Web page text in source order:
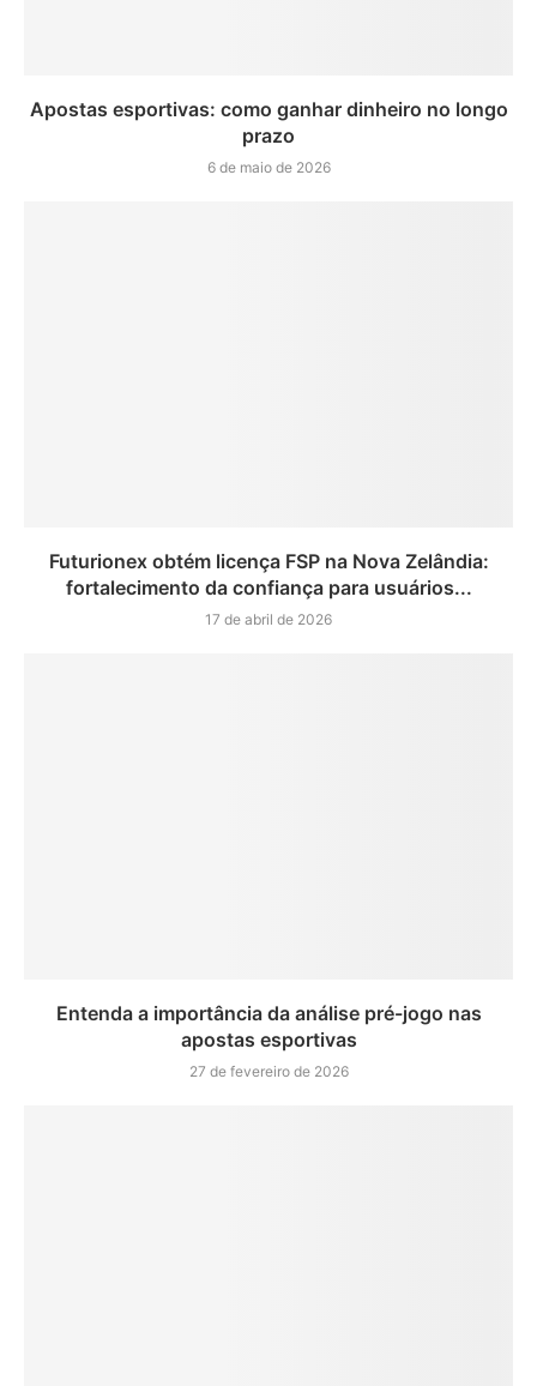
Apostas esportivas: como ganhar dinheiro no longo
prazo
6 de maio de 2026
Futurionex obtém licença FSP na Nova Zelândia:
fortalecimento da confiança para usuários...
17 de abril de 2026
Entenda a importância da análise pré-jogo nas
apostas esportivas
27 de fevereiro de 2026